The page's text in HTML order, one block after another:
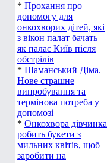
* Прохання про
допомогу для
онкохворих дітей, які
з вікон палат бачать
як палає Київ після
обстрілів
* Шаманський Діма.
Нове страшне
випробування та
термінова потреба у
допомозі
* Онкохвора дівчинка
робить букети з
мильних квітів, щоб
заробити на